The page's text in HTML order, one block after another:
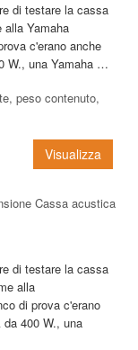
di testare la cassa
Yamaha
c'erano anche
W., una Yamaha …
peso contenuto,
Visualizza
Cassa acustica
di testare la cassa
alla
di prova c'erano
400 W., una